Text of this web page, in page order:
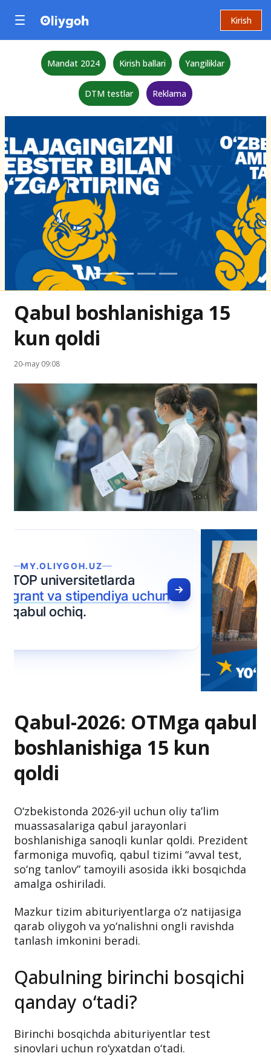
Kirish
Mandat 2024 Kirish ballari Yangiliklar
DTM testlar Reklama
Qabul boshlanishiga 15
kun qoldi
20-may 09:08
Qabul-2026: OTMga qabul
boshlanishiga 15 kun
qoldi
O‘zbekistonda 2026-yil uchun oliy ta’lim
muassasalariga qabul jarayonlari
boshlanishiga sanoqli kunlar qoldi. Prezident
farmoniga muvofiq, qabul tizimi “avval test,
so‘ng tanlov” tamoyili asosida ikki bosqichda
amalga oshiriladi.
Mazkur tizim abituriyentlarga o‘z natijasiga
qarab oliygoh va yo‘nalishni ongli ravishda
tanlash imkonini beradi.
Qabulning birinchi bosqichi
qanday o‘tadi?
Birinchi bosqichda abituriyentlar test
sinovlari uchun ro‘yxatdan o‘tadi.